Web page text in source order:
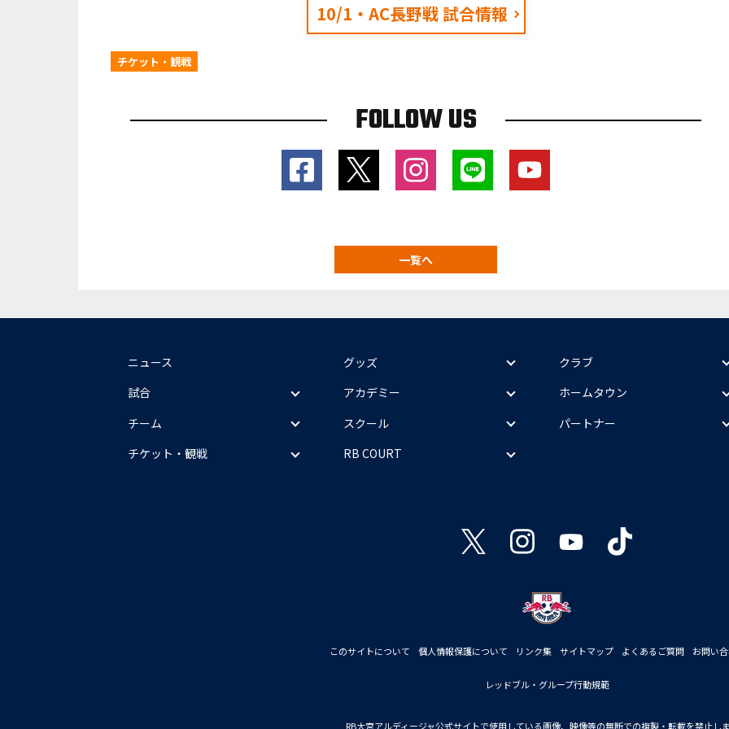
10/1・AC長野戦 試合情報
チケット・観戦
FOLLOW US
一覧へ
ニュース
試合
チーム
チケット・観戦
グッズ
アカデミー
スクール
RB COURT
クラブ
ホームタウン
パートナー
このサイトについて 個人情報保護について リンク集 サイトマップ よくあるご質問 お問い
レッドブル・グループ行動規範
RB大宮アルディージャ公式サイトで使用している画像、映像等の無断での複製・転載を禁止しま